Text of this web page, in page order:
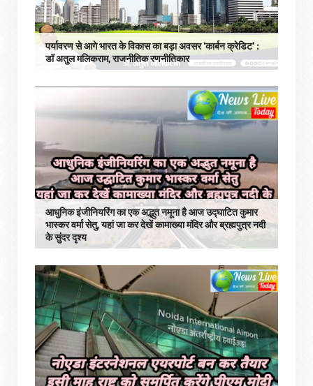
पर्यावरण से आगे भारत के विकास का बड़ा अवसर 'कार्बन क्रेडिट' :
डॉ अतुल मलिकराम, राजनीतिक रणनीतिकार
आधुनिक इंजीनियरिंग का एक अद्भुत नमूना है आज उद्घाटित कुमार
भास्कर वर्मा सेतु, यहां जा कर देखें कामाख्या मंदिर और ब्रह्मपुत्र नदी
के सुंदर दृश्य